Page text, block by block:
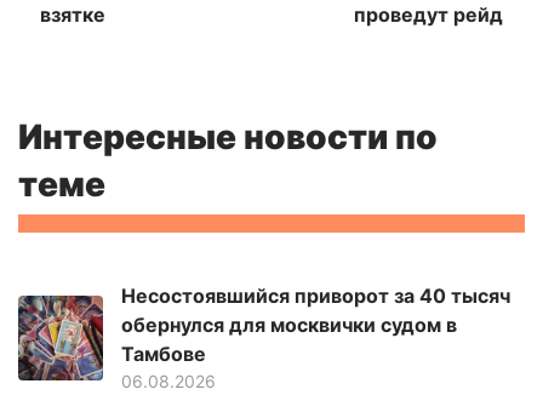
взятке
проведут рейд
Интересные новости по
теме
Несостоявшийся приворот за 40 тысяч
обернулся для москвички судом в
Тамбове
06.08.2026